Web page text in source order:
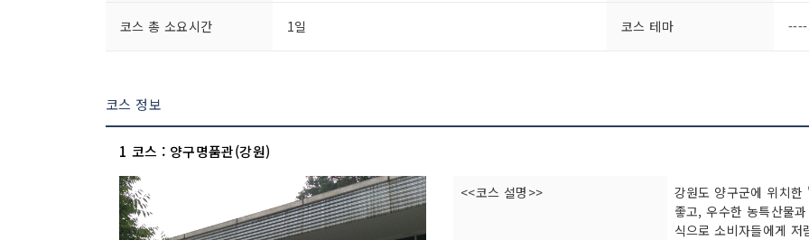
코스 총 소요시간 1일 코스 테마
코스 정보
1 코스 : 양구명품관(강원)
<<코스 설명>>
강원도 양구군에 위치
좋고, 우수한 농특산물
식으로 소비자들에게